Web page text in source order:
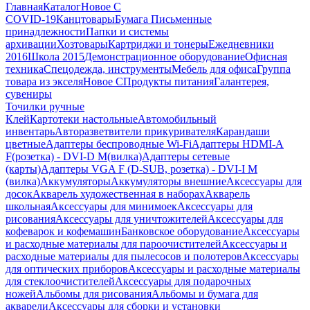
ГлавнаяКаталогНовое С
COVID-19КанцтоварыБумага Письменные
принадлежностиПапки и системы
архивацииХозтоварыКартриджи и тонерыЕжедневники
2016Школа 2015Демонстрационное оборудованиеОфисная
техникаСпецодежда, инструментыМебель для офисаГруппа
товара из экселяНовое СПродукты питанияГалантерея,
сувениры
Точилки ручные
КлейКартотеки настольныеАвтомобильный
инвентарьАвторазветвители прикуривателяКарандаши
цветныеАдаптеры беспроводные Wi-FiАдаптеры HDMI-A
F(розетка) - DVI-D M(вилка)Адаптеры сетевые
(карты)Адаптеры VGA F (D-SUB, розетка) - DVI-I M
(вилка)АккумуляторыАккумуляторы внешниеАксессуары для
досокАкварель художественная в наборахАкварель
школьнаяАксессуары для минимоекАксессуары для
рисованияАксессуары для уничтожителейАксессуары для
кофеварок и кофемашинБанковское оборудованиеАксессуары
и расходные материалы для пароочистителейАксессуары и
расходные материалы для пылесосов и полотеровАксессуары
для оптических приборовАксессуары и расходные материалы
для стеклоочистителейАксессуары для подарочных
ножейАльбомы для рисованияАльбомы и бумага для
акварелиАксессуары для сборки и установки